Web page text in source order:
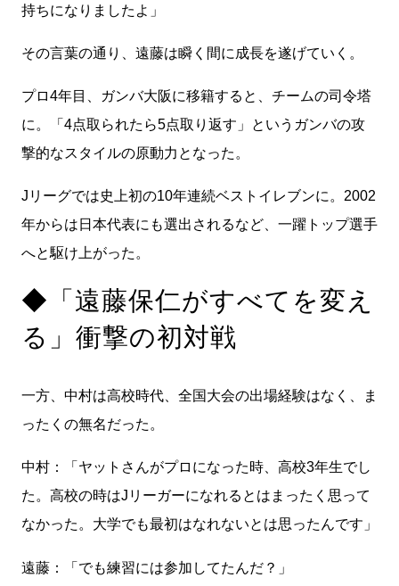
持ちになりましたよ」
その言葉の通り、遠藤は瞬く間に成長を遂げていく。
プロ4年目、ガンバ大阪に移籍すると、チームの司令塔
に。「4点取られたら5点取り返す」というガンバの攻
撃的なスタイルの原動力となった。
Jリーグでは史上初の10年連続ベストイレブンに。2002
年からは日本代表にも選出されるなど、一躍トップ選手
へと駆け上がった。
◆「遠藤保仁がすべてを変え
る」衝撃の初対戦
一方、中村は高校時代、全国大会の出場経験はなく、ま
ったくの無名だった。
中村：「ヤットさんがプロになった時、高校3年生でし
た。高校の時はJリーガーになれるとはまったく思って
なかった。大学でも最初はなれないとは思ったんです」
遠藤：「でも練習には参加してたんだ？」